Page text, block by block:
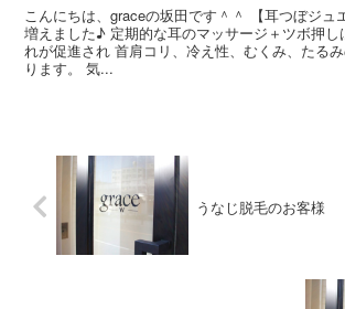
こんにちは、graceの坂田です＾＾ 【耳つぼジュ
増えました♪ 定期的な耳のマッサージ＋ツボ押
れが促進され 首肩コリ、冷え性、むくみ、たる
ります。 気...
うなじ脱毛のお客様